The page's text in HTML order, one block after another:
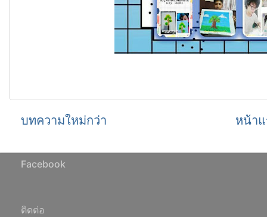
บทความใหม่กว่า หน้า
Facebook
ติดต่อ